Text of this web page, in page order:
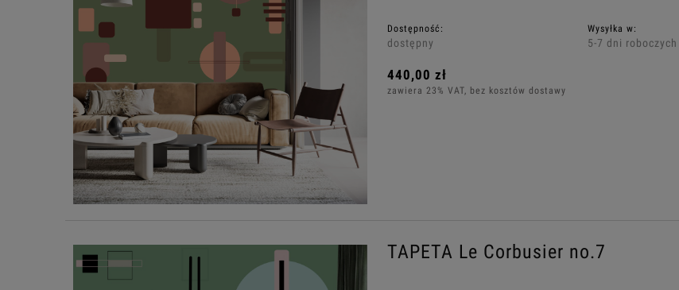
Dostępność:
dostępny
Wysyłka w:
5-7 dni roboczych
440,00 zł
zawiera 23% VAT, bez kosztów dostawy
TAPETA Le Corbusier no.7